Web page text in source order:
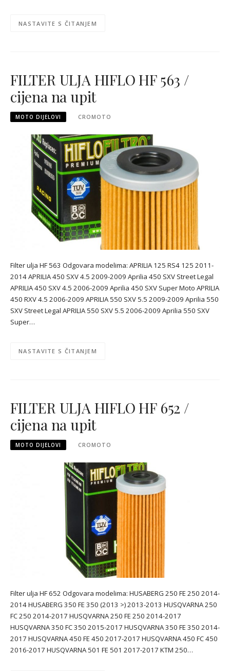
NASTAVITE S ČITANJEM
FILTER ULJA HIFLO HF 563 /
cijena na upit
MOTO DIJELOVI CROMOTO
Filter ulja HF 563 Odgovara modelima: APRILIA 125 RS4 125 2011-
2014 APRILIA 450 SXV 4.5 2009-2009 Aprilia 450 SXV Street Legal
APRILIA 450 SXV 4.5 2006-2009 Aprilia 450 SXV Super Moto APRILIA
450 RXV 4.5 2006-2009 APRILIA 550 SXV 5.5 2009-2009 Aprilia 550
SXV Street Legal APRILIA 550 SXV 5.5 2006-2009 Aprilia 550 SXV
Super…
NASTAVITE S ČITANJEM
FILTER ULJA HIFLO HF 652 /
cijena na upit
MOTO DIJELOVI CROMOTO
Filter ulja HF 652 Odgovara modelima: HUSABERG 250 FE 250 2014-
2014 HUSABERG 350 FE 350 (2013 >) 2013-2013 HUSQVARNA 250
FC 250 2014-2017 HUSQVARNA 250 FE 250 2014-2017
HUSQVARNA 350 FC 350 2015-2017 HUSQVARNA 350 FE 350 2014-
2017 HUSQVARNA 450 FE 450 2017-2017 HUSQVARNA 450 FC 450
2016-2017 HUSQVARNA 501 FE 501 2017-2017 KTM 250…